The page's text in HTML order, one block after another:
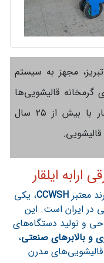
تبریز، مجهز به سیستم
گرمخانه قالیشویی‌ها
است. ساخت ماشین‌سازی ارابه ایلقار با بیش از ۲۵ سال
قالیشویی.
ایلقار
معتبر CCWSH، یکی
در ایران است. این
و تولید دستگاه‌های
و بالابرهای صنعتی،
قالیشویی‌های مدرن